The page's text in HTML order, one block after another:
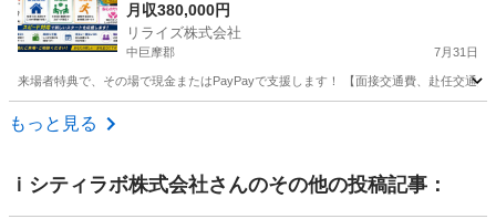
む場所に困ってる方必見の案件です！簡単な電子
部品の製造・加工のお仕事♪
月収380,000円
リライズ株式会社
中巨摩郡 7月31日
来場者特典で、その場で現金またはPayPayで支援します！ 【面接交通費、赴任交通
山梨 中巨摩郡
もっと見る
ｉシティラボ株式会社さんのその他の投稿記事：